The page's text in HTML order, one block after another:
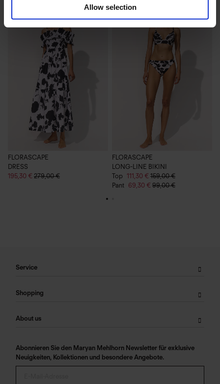
Allow selection
FLORASCAPE
DRESS
195,30 € 279,00 €
FLORASCAPE
LONG-LINE BIKINI
Top 111,30 € 159,00 €
Pant 69,30 € 99,00 €
Service
Shopping
About us
Abonnieren Sie den Maryan Mehlhorn Newsletter für exklusive
Neuigkeiten, Kollektionen und besondere Angebote.